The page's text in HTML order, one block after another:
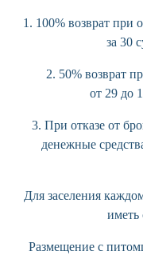
1. 100% возврат при
за 30
2. 50% возврат
от 29 до
3. При отказе от
денежные
Для заселения
иметь
Размещение с